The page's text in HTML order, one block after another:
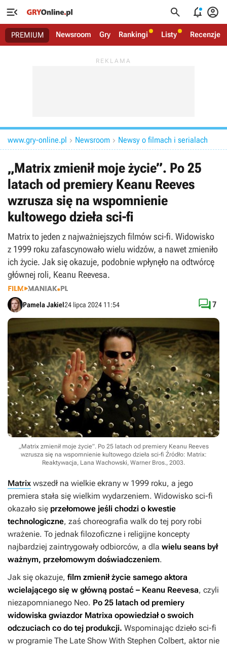
   
PREMIUM Newsroom Gry Rankingi Listy Recenzje
www.gry-online.pl  Newsroom  Newsy o filmach i serialach
„Matrix zmienił moje życie”. Po 25
latach od premiery Keanu Reeves
wzrusza się na wspomnienie
kultowego dzieła sci-fi
Matrix to jeden z najważniejszych filmów sci-fi. Widowisko
z 1999 roku zafascynowało wielu widzów, a nawet zmieniło
ich życie. Jak się okazuje, podobnie wpłynęło na odtwórcę
głównej roli, Keanu Reevesa.
Pamela Jakiel24 lipca 2024 11:54 7
„Matrix zmienił moje życie”. Po 25 latach od premiery Keanu Reeves
wzrusza się na wspomnienie kultowego dzieła sci-fi Źródło: Matrix:
Reaktywacja, Lana Wachowski, Warner Bros., 2003.
Matrix wszedł na wielkie ekrany w 1999 roku, a jego
premiera stała się wielkim wydarzeniem. Widowisko sci-fi
okazało się przełomowe jeśli chodzi o kwestie
technologiczne, zaś choreografia walk do tej pory robi
wrażenie. To jednak filozoficzne i religijne koncepty
najbardziej zaintrygowały odbiorców, a dla wielu seans był
ważnym, przełomowym doświadczeniem.
Jak się okazuje, film zmienił życie samego aktora
wcielającego się w główną postać – Keanu Reevesa, czyli
niezapomnianego Neo. Po 25 latach od premiery
widowiska gwiazdor Matrixa opowiedział o swoich
odczuciach co do tej produkcji. Wspominając dzieło sci-fi
w programie The Late Show With Stephen Colbert, aktor nie